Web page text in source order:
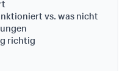
vs. was nicht
richtig